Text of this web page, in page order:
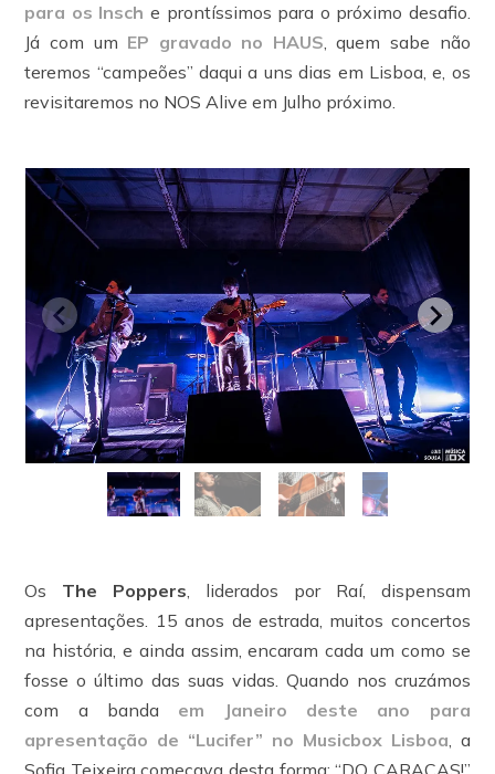
para os Insch e prontíssimos para o próximo desafio.
Já com um EP gravado no HAUS, quem sabe não
teremos “campeões” daqui a uns dias em Lisboa, e, os
revisitaremos no NOS Alive em Julho próximo.
Os The Poppers , liderados por Raí, dispensam
apresentações. 15 anos de estrada, muitos concertos
na história, e ainda assim, encaram cada um como se
fosse o último das suas vidas. Quando nos cruzámos
com a banda em Janeiro deste ano para
apresentação de “Lucifer” no Musicbox Lisboa , a
Sofia Teixeira começava desta forma: “DO CARAÇAS!”